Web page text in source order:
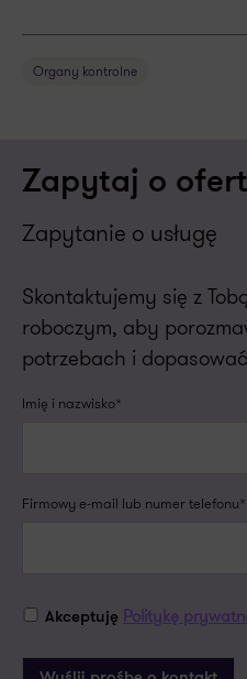
Organy kontrolne
Zapytaj o
Zapytanie o usługę
Skontaktujemy się z
roboczym, aby
potrzebach i
Imię i nazwisko*
Firmowy e-mail lub numer telefonu*
Akceptuję Politykę